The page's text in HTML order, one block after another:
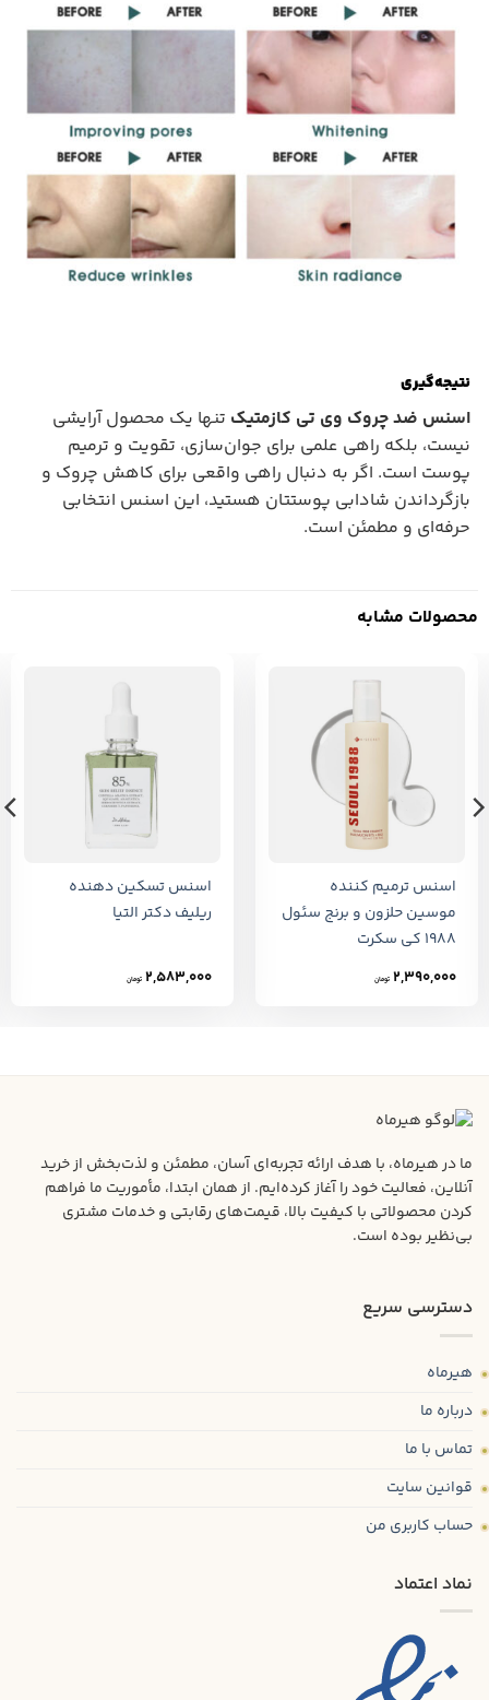
نتیجه‌گیری
اسنس ضد چروک وی تی کازمتیک تنها یک محصول آرایشی
نیست، بلکه راهی علمی برای جوان‌سازی، تقویت و ترمیم
پوست است. اگر به دنبال راهی واقعی برای کاهش چروک و
بازگرداندن شادابی پوستتان هستید، این اسنس انتخابی
حرفه‌ای و مطمئن است.
محصولات مشابه
اسنس ترمیم کننده
موسین حلزون و برنج سئول
1988 کی سکرت
2,390,000 تومان
اسنس تسکین دهنده
ریلیف دکتر التیا
2,583,000 تومان
ما در هیرماه، با هدف ارائه تجربه‌ای آسان، مطمئن و لذت‌بخش از خرید
آنلاین، فعالیت خود را آغاز کرده‌ایم. از همان ابتدا، مأموریت ما فراهم
کردن محصولاتی با کیفیت بالا، قیمت‌های رقابتی و خدمات مشتری
بی‌نظیر بوده است.
دسترسی سریع
هیرماه
درباره ما
تماس با ما
قوانین سایت
حساب کاربری من
نماد اعتماد